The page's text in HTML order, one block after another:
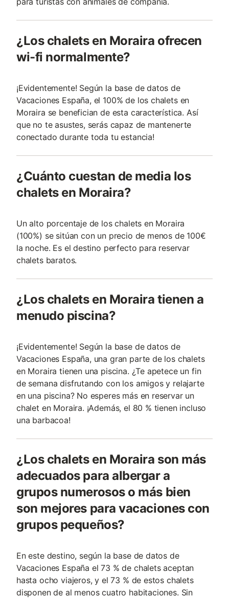
¿Los chalets en Moraira ofrecen
wi-fi normalmente?
¡Evidentemente! Según la base de datos de
Vacaciones España, el 100% de los chalets en
Moraira se benefician de esta característica. Así
que no te asustes, serás capaz de mantenerte
conectado durante toda tu estancia!
¿Cuánto cuestan de media los
chalets en Moraira?
Un alto porcentaje de los chalets en Moraira
(100%) se sitúan con un precio de menos de 100€
la noche. Es el destino perfecto para reservar
chalets baratos.
¿Los chalets en Moraira tienen a
menudo piscina?
¡Evidentemente! Según la base de datos de
Vacaciones España, una gran parte de los chalets
en Moraira tienen una piscina. ¿Te apetece un fin
de semana disfrutando con los amigos y relajarte
en una piscina? No esperes más en reservar un
chalet en Moraira. ¡Además, el 80 % tienen incluso
una barbacoa!
¿Los chalets en Moraira son más
adecuados para albergar a
grupos numerosos o más bien
son mejores para vacaciones con
grupos pequeños?
En este destino, según la base de datos de
Vacaciones España el 73 % de chalets aceptan
hasta ocho viajeros, y el 73 % de estos chalets
disponen de al menos cuatro habitaciones. Sin